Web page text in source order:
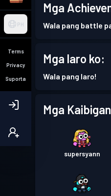
PH
Terms
Privacy
Suporta
Mga
Wala pang battle
Mga laro ko:
Wala pang laro!
Mga
supersyann